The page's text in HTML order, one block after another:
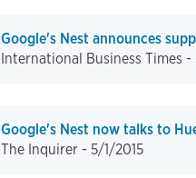
Google's Nest announces
International Business Times -
Google's Nest now talks to
The Inquirer - 5/1/2015